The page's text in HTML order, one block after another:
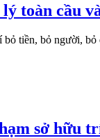
toàn cầu
tiền, bỏ người,
sở hữu